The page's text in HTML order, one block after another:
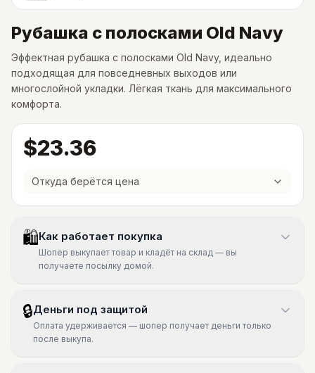
Рубашка с полосками Old Navy
Эффектная рубашка с полосками Old Navy, идеально
подходящая для повседневных выходов или
многослойной укладки. Лёгкая ткань для максимального
комфорта.
$23.36
Откуда берётся цена
🛍Как работает покупка
Шопер выкупает товар и кладёт на склад — вы
получаете посылку домой.
🔒Деньги под защитой
Оплата удерживается — шопер получает деньги только
после выкупа.